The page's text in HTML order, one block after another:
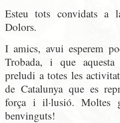
Esteu tots convidats a
Dolors.
I amics, avui esperem
Trobada, i que
preludi a totes les
de Catalunya que es
força i il·lusió. Moltes
benvinguts!